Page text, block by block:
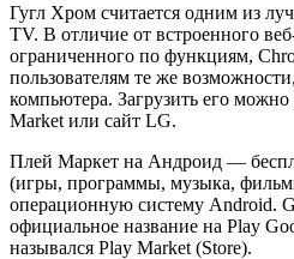
Гугл Хром считается одним из
TV. В отличие от встроенного
ограниченного по функциям,
пользователям те же
компьютера. Загрузить его можно
Market или сайт LG.
Плей Маркет на Андроид —
(игры, программы, музыка,
операционную систему Android.
официальное название на Play
назывался Play Market (Store).